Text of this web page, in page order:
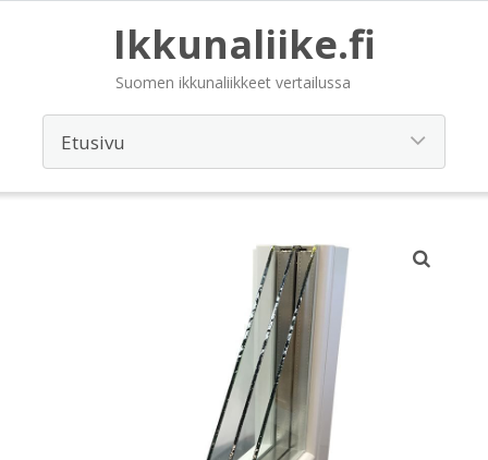
Ikkunaliike.fi
Suomen ikkunaliikkeet vertailussa